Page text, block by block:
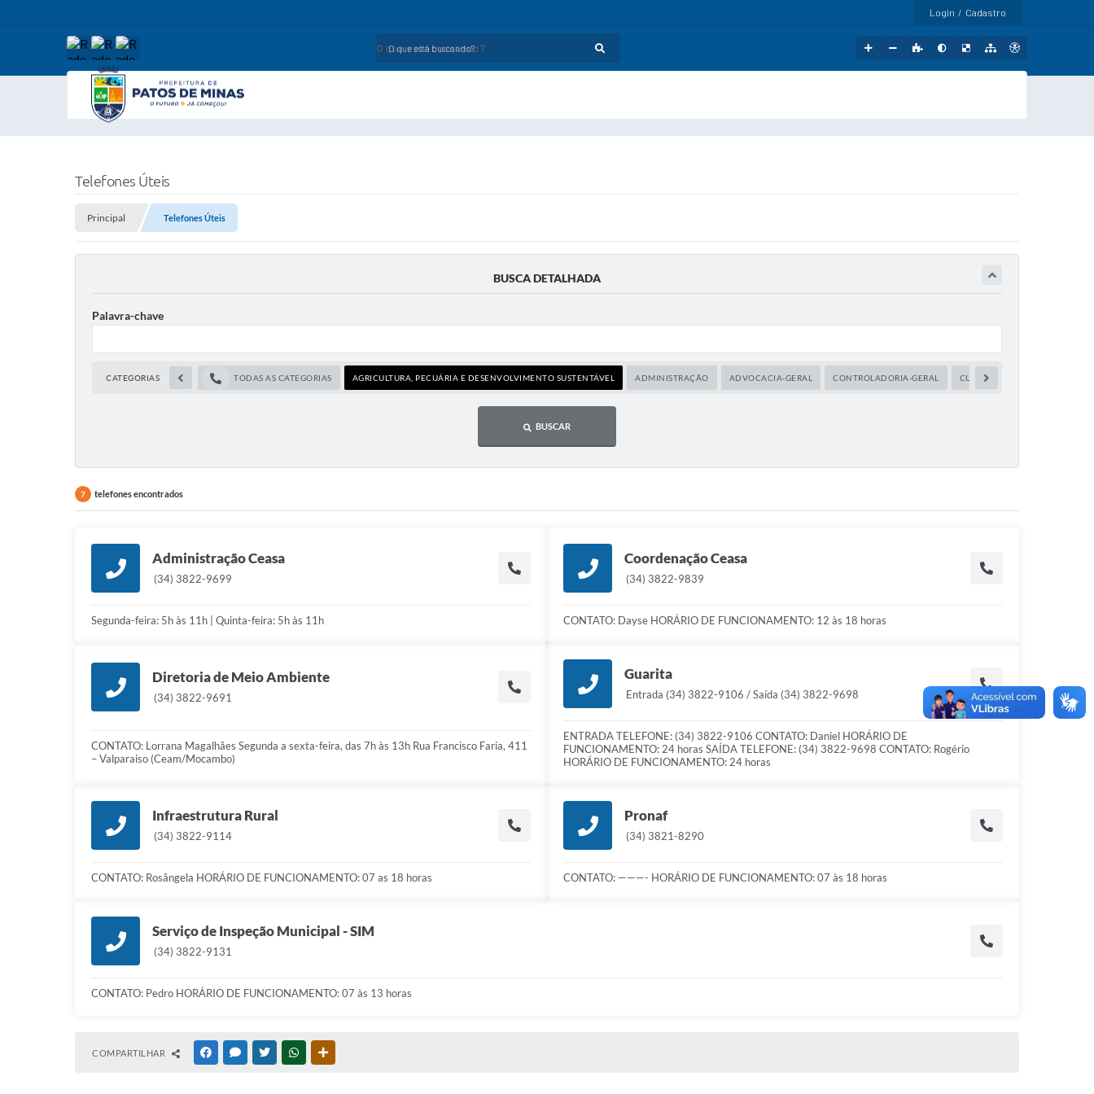
Login / Cadastro
O que está buscando?
Telefones Úteis
Principal Telefones Úteis
BUSCA DETALHADA
Palavra-chave
CATEGORIAS TODAS AS CATEGORIAS AGRICULTURA, PECUÁRIA E DESENVOLVIMENTO SUSTENTÁVEL ADMINISTRAÇÃO ADVOCACIA-GERAL CONTROLADORIA-GERAL CULTURA, TURISMO, ESPORTE E
BUSCAR
7 telefones encontrados
Administração Ceasa
(34) 3822-9699
Segunda-feira: 5h às 11h | Quinta-feira: 5h às 11h
Coordenação Ceasa
(34) 3822-9839
CONTATO: Dayse HORÁRIO DE FUNCIONAMENTO: 12 às 18 horas
Diretoria de Meio Ambiente
(34) 3822-9691
CONTATO: Lorrana Magalhães Segunda a sexta-feira, das 7h às 13h Rua Francisco Faria, 411
– Valparaiso (Ceam/Mocambo)
Guarita
Entrada (34) 3822-9106 / Saída (34) 3822-9698
ENTRADA TELEFONE: (34) 3822-9106 CONTATO: Daniel HORÁRIO DE
FUNCIONAMENTO: 24 horas SAÍDA TELEFONE: (34) 3822-9698 CONTATO: Rogério
HORÁRIO DE FUNCIONAMENTO: 24 horas
Infraestrutura Rural
(34) 3822-9114
CONTATO: Rosângela HORÁRIO DE FUNCIONAMENTO: 07 as 18 horas
Pronaf
(34) 3821-8290
CONTATO: ———- HORÁRIO DE FUNCIONAMENTO: 07 às 18 horas
Serviço de Inspeção Municipal - SIM
(34) 3822-9131
CONTATO: Pedro HORÁRIO DE FUNCIONAMENTO: 07 às 13 horas
COMPARTILHAR FACEBOOKMESSENGER
TWITTERWHATSAPP